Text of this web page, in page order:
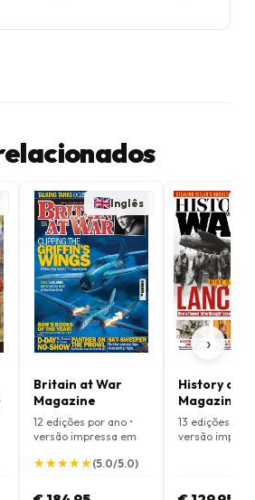
Inglês
Britain at War
Magazine
12 edições por ano •
versão impressa em
★
★★
★★
★★
★★
★(5.0/5.0)
History of
Magazine
13 edições por
versão
›